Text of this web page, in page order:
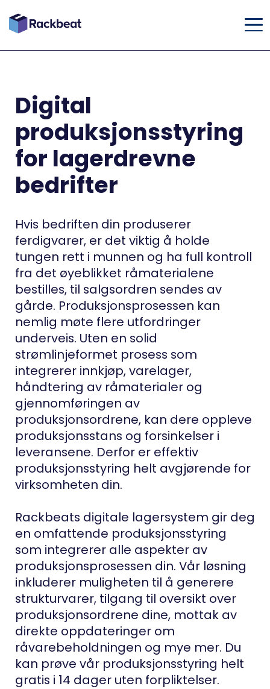
Digital
produksjonsstyring
for lagerdrevne
bedrifter
Hvis bedriften din produserer
ferdigvarer, er det viktig å holde
tungen rett i munnen og ha full kontroll
fra det øyeblikket råmaterialene
bestilles, til salgsordren sendes av
gårde. Produksjonsprosessen kan
nemlig møte flere utfordringer
underveis. Uten en solid
strømlinjeformet prosess som
integrerer innkjøp, varelager,
håndtering av råmaterialer og
gjennomføringen av
produksjonsordrene, kan dere oppleve
produksjonsstans og forsinkelser i
leveransene. Derfor er effektiv
produksjonsstyring helt avgjørende for
virksomheten din.
Rackbeats digitale lagersystem gir deg
en omfattende produksjonsstyring
som integrerer alle aspekter av
produksjonsprosessen din. Vår løsning
inkluderer muligheten til å generere
strukturvarer, tilgang til oversikt over
produksjonsordrene dine, mottak av
direkte oppdateringer om
råvarebeholdningen og mye mer. Du
kan prøve vår produksjonsstyring helt
gratis i 14 dager uten forpliktelser.